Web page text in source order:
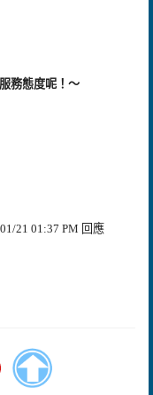
務態度呢！～
21 01:37 PM 回應